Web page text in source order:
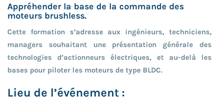
Appréhender la base de la commande des
moteurs brushless.
Cette formation s’adresse aux ingénieurs, techniciens,
managers souhaitant une présentation générale des
technologies d’actionneurs électriques, et au-delà les
bases pour piloter les moteurs de type BLDC.
Lieu de l’événement :